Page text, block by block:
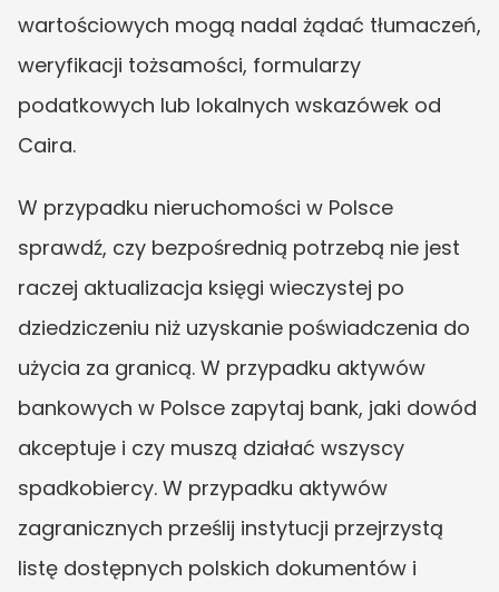
wartościowych mogą nadal żądać tłumaczeń,
weryfikacji tożsamości, formularzy
podatkowych lub lokalnych wskazówek od
Caira.
W przypadku nieruchomości w Polsce
sprawdź, czy bezpośrednią potrzebą nie jest
raczej aktualizacja księgi wieczystej po
dziedziczeniu niż uzyskanie poświadczenia do
użycia za granicą. W przypadku aktywów
bankowych w Polsce zapytaj bank, jaki dowód
akceptuje i czy muszą działać wszyscy
spadkobiercy. W przypadku aktywów
zagranicznych prześlij instytucji przejrzystą
listę dostępnych polskich dokumentów i